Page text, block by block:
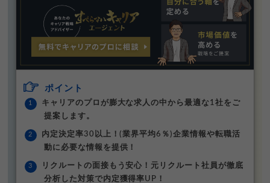
ポイント
キャリアのプロが膨大な求人の中から最適な1社をご
提案します。
内定決定率30以上！(業界平均6％)企業情報や転職活
動に必要な情報を提供！
リクルートの面接もう安心！元リクルート社員が徹底
分析した対策で内定獲得率UP！